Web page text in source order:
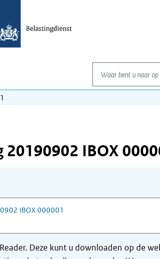
Waar bent u naar
IBOX
IBOX 000001
Deze kunt u downloaden op de